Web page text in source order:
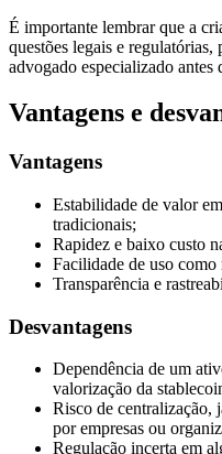
É importante lembrar que a
questões legais e
advogado especializado antes
Vantagens e
Vantagens
Estabilidade de valor
tradicionais;
Rapidez e baixo custo
Facilidade de uso como
Transparência e
Desvantagens
Dependência de um
valorização da
Risco de centralização,
por empresas ou
Regulação incerta em